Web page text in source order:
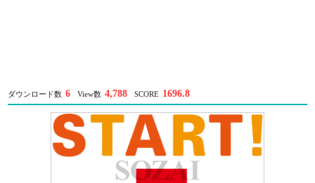
ダウンロード数 6 View数 4,788 SCORE 1696.8